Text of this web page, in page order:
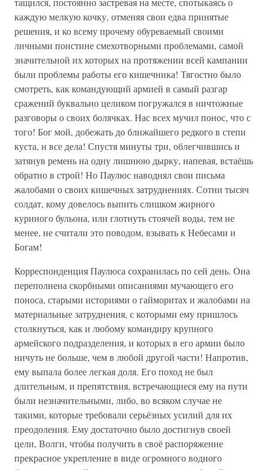
каждую мелкую кочку, отменяя свои едва принятые
решения, и ко всему прочему обуреваемый своими
личными поистине смехотворными проблемами, самой
значительной их которых на протяжении всей кампании
были проблемы работы его кишечника! Тягостно было
смотреть, как командующий армией в самый разгар
сражений буквально целиком погружался в ничтожные
разговоры о своих болячках. Нас всех мучил понос, что с
того! Бог мой, добежать до ближайшего редкого в степи
куста, и все дела! Спустя минуты три, облегчившись и
затянув ремень на одну лишнюю дырку, напевая, встаёшь
обратно в строй! Но Паулюс наводнял свои письма
жалобами о своих кишечных затруднениях. Сотни тысяч
солдат, кому довелось выпить слишком жирного
куриного бульона, или глотнуть стоячей воды, тем не
менее, не считали это поводом, взывать к Небесами и
Богам!
Корреспонденция Паулюса сохранилась по сей день. Она
переполнена скорбными описаниями мучающего его
поноса, старыми историями о гайморитах и жалобами на
материальные затруднения, с которыми ему пришлось
столкнуться, как и любому командиру крупного
армейского подразделения, и которых в его армии было
ничуть не больше, чем в любой другой части! Напротив,
ему выпала более легкая доля. Его поход не был
длительным, и препятствия, встречающиеся ему на пути
были незначительными, либо, во всяком случае не
такими, которые требовали серьёзных усилий для их
преодоления. Ему достаточно было достигнув своей
цели, Волги, чтобы получить в своё распоряжение
прекрасное укрепление в виде огромного водного